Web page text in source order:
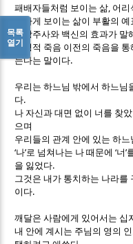
패배자들처럼 보이는 삶, 어리
약하게 보이는 삶이 부활의
예방주사와 백신의 효과가 말
결정적 죽음 이전의 죽음을
는다는 말이다.
우리는 하느님 밖에서 하느님
다.
나 자신과 대면 없이 너를 찾
으며
우리들의 관계 안에 있는 하
‘나’로 넘쳐나는 나 때문에‘너’
을 잃었다.
그것은 내가 통치하는 나라를
이다.
깨달은 사람에게 있어서는 십
내 안에 계시는 주님의 영의
목록
열기